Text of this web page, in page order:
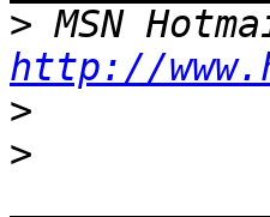
>
http://
>
>